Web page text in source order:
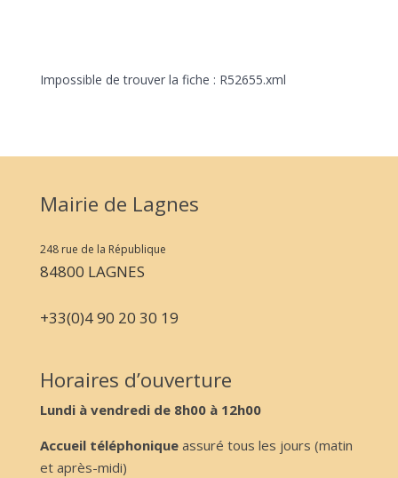
Impossible de trouver la fiche : R52655.xml
Mairie de Lagnes
248 rue de la République
84800 LAGNES
+33(0)4 90 20 30 19
Horaires d’ouverture
Lundi à vendredi de 8h00 à 12h00
Accueil téléphoniqueassuré tous les jours (matin
et après-midi)